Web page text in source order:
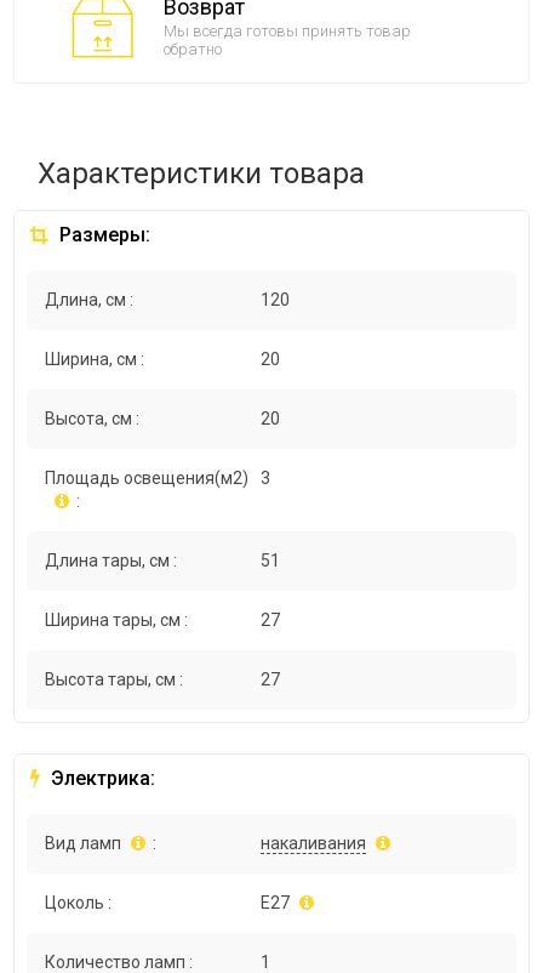
Возврат
Мы всегда готовы принять товар
обратно
Характеристики товара
Размеры:
Длина, см : 120
Ширина, см : 20
Высота, см : 20
Площадь освещения(м2)
:
3
Длина тары, см : 51
Ширина тары, см : 27
Высота тары, см : 27
Электрика:
Вид ламп : накаливания
Цоколь : E27
Количество ламп : 1